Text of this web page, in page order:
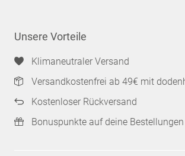
Unsere Vorteile
Klimaneutraler Versand
Versandkostenfrei ab 49€ mit
Kostenloser Rückversand
Bonuspunkte auf deine Bestellungen